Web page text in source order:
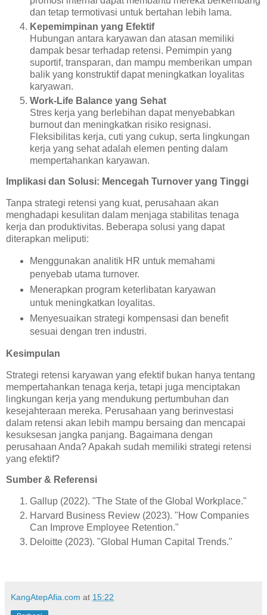
dan tetap termotivasi untuk bertahan lebih lama.
Kepemimpinan yang Efektif
Hubungan antara karyawan dan atasan memiliki
dampak besar terhadap retensi. Pemimpin yang
suportif, transparan, dan mampu memberikan umpan
balik yang konstruktif dapat meningkatkan loyalitas
karyawan.
Work-Life Balance yang Sehat
Stres kerja yang berlebihan dapat menyebabkan
burnout dan meningkatkan risiko resignasi.
Fleksibilitas kerja, cuti yang cukup, serta lingkungan
kerja yang sehat adalah elemen penting dalam
mempertahankan karyawan.
Implikasi dan Solusi: Mencegah Turnover yang Tinggi
Tanpa strategi retensi yang kuat, perusahaan akan
menghadapi kesulitan dalam menjaga stabilitas tenaga
kerja dan produktivitas. Beberapa solusi yang dapat
diterapkan meliputi:
Menggunakan analitik HR untuk memahami
penyebab utama turnover.
Menerapkan program keterlibatan karyawan
untuk meningkatkan loyalitas.
Menyesuaikan strategi kompensasi dan benefit
sesuai dengan tren industri.
Kesimpulan
Strategi retensi karyawan yang efektif bukan hanya tentang
mempertahankan tenaga kerja, tetapi juga menciptakan
lingkungan kerja yang mendukung pertumbuhan dan
kesejahteraan mereka. Perusahaan yang berinvestasi
dalam retensi akan lebih mampu bersaing dan mencapai
kesuksesan jangka panjang. Bagaimana dengan
perusahaan Anda? Apakah sudah memiliki strategi retensi
yang efektif?
Sumber & Referensi
Gallup (2022). "The State of the Global Workplace."
Harvard Business Review (2023). "How Companies
Can Improve Employee Retention."
Deloitte (2023). "Global Human Capital Trends."
KangAtepAfia.com at 15:22